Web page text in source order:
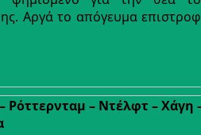
Αργά το απόγευμα
Ρόττερνταμ – Ντέλφτ – Χάγη